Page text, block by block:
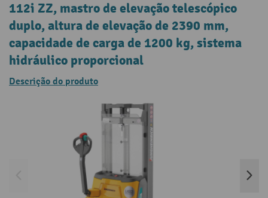
112i ZZ, mastro de elevação telescópico
duplo, altura de elevação de 2390 mm,
capacidade de carga de 1200 kg, sistema
hidráulico proporcional
Descrição do produto